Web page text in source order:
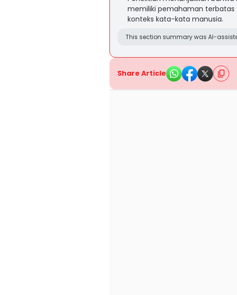
memiliki pemahaman
konteks kata-kata manusia.
This section summary was AI-
Share Article